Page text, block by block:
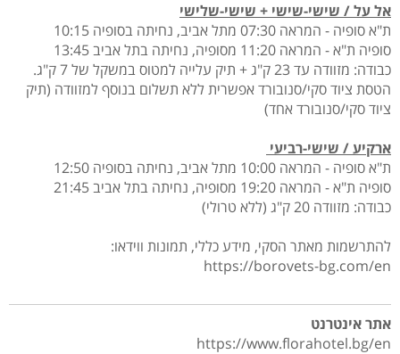
אל על / שישי-שישי + שישי-שלישי
ת"א סופיה - המראה 07:30 מתל אביב, נחיתה בסופיה 10:15
סופיה ת"א - המראה 11:20 מסופיה, נחיתה בתל אביב 13:45
כבודה: מזוודה עד 23 ק"ג + תיק עלייה למטוס במשקל של 7 ק"ג.
הטסת ציוד סקי/סנובורד אפשרית ללא תשלום בנוסף למזוודה (תיק
ציוד סקי/סנובורד אחד)
ארקיע / שישי-רביעי
ת"א סופיה - המראה 10:00 מתל אביב, נחיתה בסופיה 12:50
סופיה ת"א - המראה 19:20 מסופיה, נחיתה בתל אביב 21:45
כבודה: מזוודה 20 ק"ג (ללא טרולי)
להתרשמות מאתר הסקי, מידע כללי, תמונות ווידאו:
https://borovets-bg.com/en
אתר אינטרנט
https://www.florahotel.bg/en